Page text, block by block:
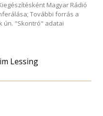
Magyar Rádió
További forrás a
ún. "Skontró" adatai
Lessing